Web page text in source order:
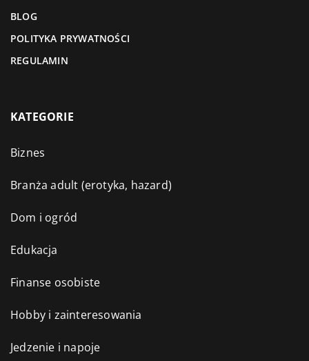
BLOG
POLITYKA PRYWATNOŚCI
REGULAMIN
KATEGORIE
Biznes
Branża adult (erotyka, hazard)
Dom i ogród
Edukacja
Finanse osobiste
Hobby i zainteresowania
Jedzenie i napoje